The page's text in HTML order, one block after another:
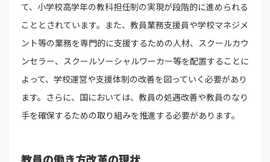
て、小学校高学年の教科担任制の実現が段階的に進められる
こととされています。また、教員業務支援員や学校マネジメ
ント等の業務を専門的に支援するための人材、スクールカウ
ンセラー、スクールソーシャルワーカー等を配置することに
よって、学校運営や支援体制の改善を図っていく必要があり
ます。さらに、国においては、教員の処遇改善や教員のなり
手を確保するための取り組みを推進する必要があります。